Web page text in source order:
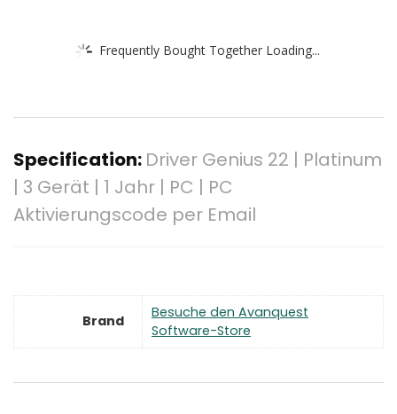
Frequently Bought Together Loading...
Specification: Driver Genius 22 | Platinum
| 3 Gerät | 1 Jahr | PC | PC
Aktivierungscode per Email
Brand
Besuche den Avanquest
Software-Store